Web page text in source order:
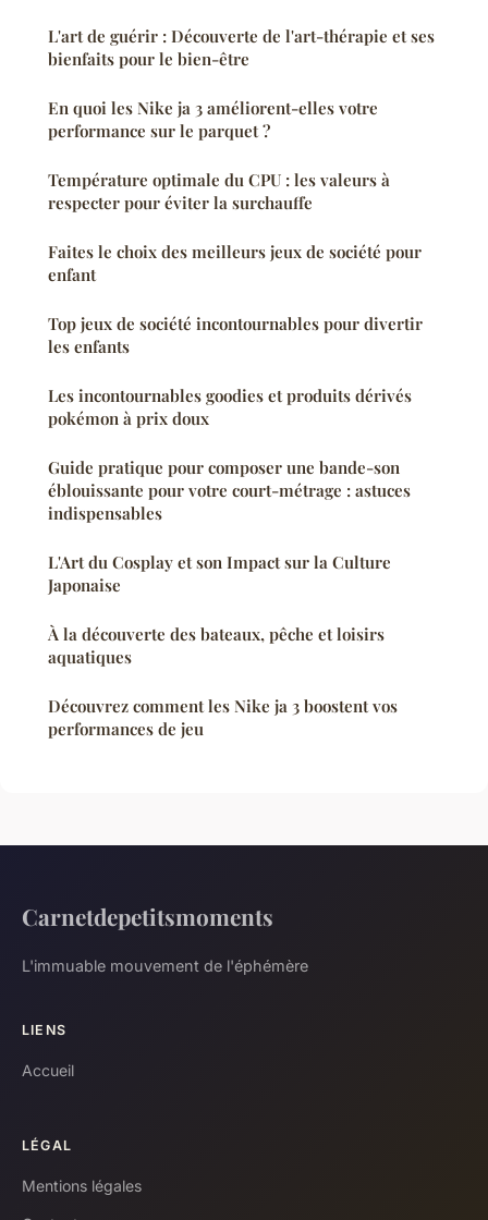
L'art de guérir : Découverte de l'art-thérapie et ses
bienfaits pour le bien-être
En quoi les Nike ja 3 améliorent-elles votre
performance sur le parquet ?
Température optimale du CPU : les valeurs à
respecter pour éviter la surchauffe
Faites le choix des meilleurs jeux de société pour
enfant
Top jeux de société incontournables pour divertir
les enfants
Les incontournables goodies et produits dérivés
pokémon à prix doux
Guide pratique pour composer une bande-son
éblouissante pour votre court-métrage : astuces
indispensables
L'Art du Cosplay et son Impact sur la Culture
Japonaise
À la découverte des bateaux, pêche et loisirs
aquatiques
Découvrez comment les Nike ja 3 boostent vos
performances de jeu
Carnetdepetitsmoments
L'immuable mouvement de l'éphémère
LIENS
Accueil
LÉGAL
Mentions légales